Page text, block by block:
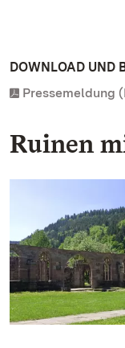
DOWNLOAD UND
Pressemeldung
Ruinen